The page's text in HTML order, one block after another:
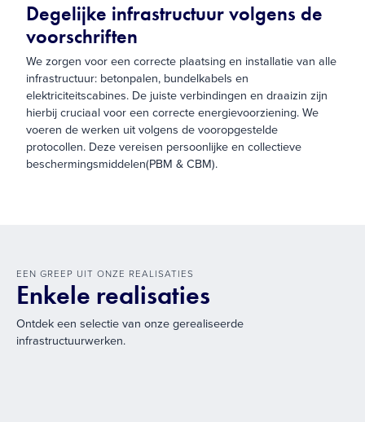
Degelijke infrastructuur volgens de
voorschriften
We zorgen voor een correcte plaatsing en installatie van alle
infrastructuur: betonpalen, bundelkabels en
elektriciteitscabines. De juiste verbindingen en draaizin zijn
hierbij cruciaal voor een correcte energievoorziening. We
voeren de werken uit volgens de vooropgestelde
protocollen. Deze vereisen persoonlijke en collectieve
beschermingsmiddelen(PBM & CBM).
EEN GREEP UIT ONZE REALISATIES
Enkele realisaties
Ontdek een selectie van onze gerealiseerde
infrastructuurwerken.